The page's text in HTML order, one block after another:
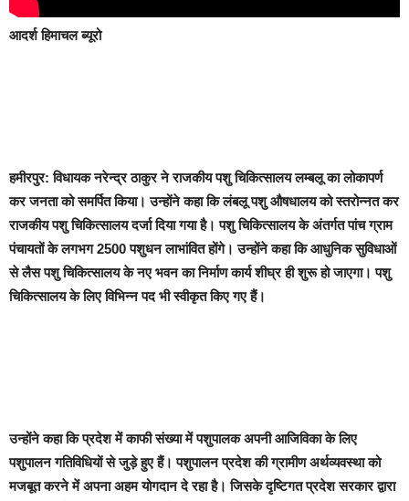
आदर्श हिमाचल ब्यूरो
हमीरपुर: विधायक नरेन्द्र ठाकुर ने राजकीय पशु चिकित्सालय लम्बलू का लोकापर्ण
कर जनता को समर्पित किया। उन्होंने कहा कि लंबलू पशु औषधालय को स्तरोन्नत कर
राजकीय पशु चिकित्सालय दर्जा दिया गया है। पशु चिकित्सालय के अंतर्गत पांच ग्राम
पंचायतों के लगभग 2500 पशुधन लाभांवित होंगे। उन्होंने कहा कि आधुनिक सुविधाओं
से लैस पशु चिकित्सालय के नए भवन का निर्माण कार्य शीघ्र ही शुरू हो जाएगा। पशु
चिकित्सालय के लिए विभिन्न पद भी स्वीकृत किए गए हैं।
उन्होंने कहा कि प्रदेश में काफी संख्या में पशुपालक अपनी आजिविका के लिए
पशुपालन गतिविधियों से जुड़े हुए हैं। पशुपालन प्रदेश की ग्रामीण अर्थव्यवस्था को
मजबूत करने में अपना अहम योगदान दे रहा है। जिसके दृष्टिगत प्रदेश सरकार द्वारा